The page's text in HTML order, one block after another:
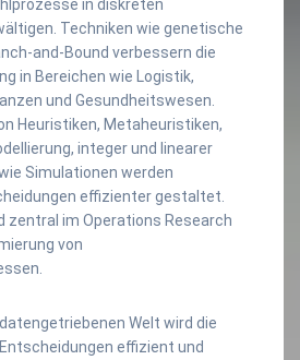
in diskreten
Techniken wie genetische
and-Bound verbessern die
in Bereichen wie Logistik,
und Gesundheitswesen.
Heuristiken, Metaheuristiken,
integer und linearer
Simulationen werden
effizienter gestaltet.
zentral im Operations Research
von
Welt wird die
effizient und